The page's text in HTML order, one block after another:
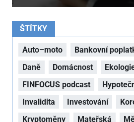
ŠTÍTKY
Auto–moto Bankovní
Daně
Domácnost
FINFOCUS podcast
Invalidita
Investování
Kryptoměny
Mateřská